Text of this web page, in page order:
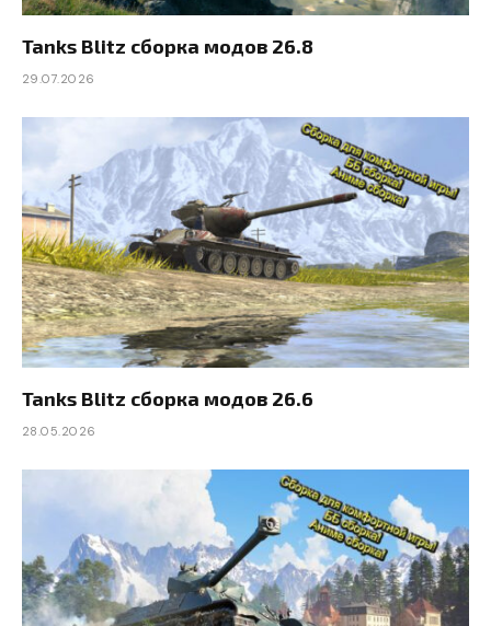
Tanks Blitz сборка модов 26.8
29.07.2026
Tanks Blitz сборка модов 26.6
28.05.2026